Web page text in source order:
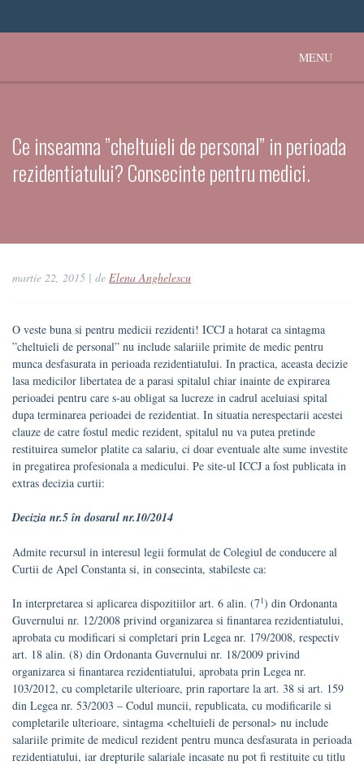
MENU
Ce inseamna ”cheltuieli de personal” in perioada
rezidentiatului? Consecinte pentru medici.
martie 22, 2015 | de Elena Anghelescu
O veste buna si pentru medicii rezidenti! ICCJ a hotarat ca sintagma
”cheltuieli de personal” nu include salariile primite de medic pentru
munca desfasurata in perioada rezidentiatului. In practica, aceasta decizie
lasa medicilor libertatea de a parasi spitalul chiar inainte de expirarea
perioadei pentru care s-au obligat sa lucreze in cadrul aceluiasi spital
dupa terminarea perioadei de rezidentiat. In situatia nerespectarii acestei
clauze de catre fostul medic rezident, spitalul nu va putea pretinde
restituirea sumelor platite ca salariu, ci doar eventuale alte sume investite
in pregatirea profesionala a medicului. Pe site-ul ICCJ a fost publicata in
extras decizia curtii:
Decizia nr.5 în dosarul nr.10/2014
Admite recursul in interesul legii formulat de Colegiul de conducere al
Curtii de Apel Constanta si, in consecinta, stabileste ca:
In interpretarea si aplicarea dispozitiilor art. 6 alin. (71) din Ordonanta
Guvernului nr. 12/2008 privind organizarea si finantarea rezidentiatului,
aprobata cu modificari si completari prin Legea nr. 179/2008, respectiv
art. 18 alin. (8) din Ordonanta Guvernului nr. 18/2009 privind
organizarea si finantarea rezidentiatului, aprobata prin Legea nr.
103/2012, cu completarile ulterioare, prin raportare la art. 38 si art. 159
din Legea nr. 53/2003 – Codul muncii, republicata, cu modificarile si
completarile ulterioare, sintagma <cheltuieli de personal> nu include
salariile primite de medicul rezident pentru munca desfasurata in perioada
rezidentiatului, iar drepturile salariale incasate nu pot fi restituite cu titlu